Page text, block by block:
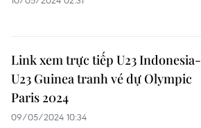
Link xem trực tiếp U23 Indonesia-
U23 Guinea tranh vé dự Olympic
Paris 2024
09/05/2024 10:34